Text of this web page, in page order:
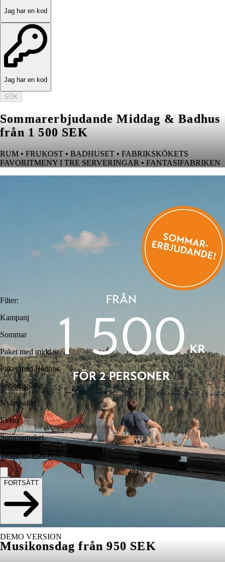
Jag har en kod
Jag har en kod
SÖK
Sommarerbjudande Middag & Badhus
från 1 500 SEK
RUM • FRUKOST • BADHUSET • FABRIKSKÖKETS
FAVORITMENY I TRE SERVERINGAR • FANTASIFABRIKEN
Musikonsdag från 950 SEK
Filter:
Kampanj
Sommar
Paket med middag
Paket med Badhus
Julbordspaket
Nyårspaket
Event
Sommarpaket
Totalpris: 0 SEK
FORTSÄTT
DEMO VERSION